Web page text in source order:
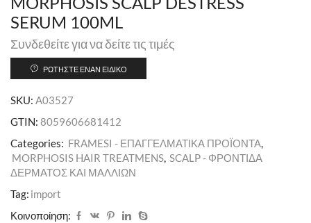
SERUM 100ML
Συνδεθείτε για να δείτε τις τιμές
ΡΩΤΉΣΤΕ ΈΝΑΝ ΕΙΔΙΚΌ
SKU: A03527
GTIN: 8059606681412
Categories: FRAMESI - ΕΠΑΓΓΕΛΜΑΤΙΚΑ ΠΡΟΪΟΝΤΑ,
MORPHOSIS HAIR TREATMENS, SCALP - ΦΡΟΝΤΙΔΑ
ΔΕΡΜΑΤΟΣ ΚΑΙ ΜΑΛΛΙΩΝ
Tag: import
Κοινοποίηση: